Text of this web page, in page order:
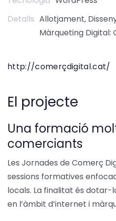
Detalls Allotjament,
Màrqueting Digital:
http://comerçdigital.cat/
El projecte
Una formació
comerciants
Les Jornades de Comerç
sessions formatives
locals. La finalitat és dotar-
en l’àmbit d’internet i